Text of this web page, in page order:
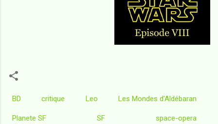
BD critique Leo Les Mondes d'Aldébaran
Planete SF SF space-opera